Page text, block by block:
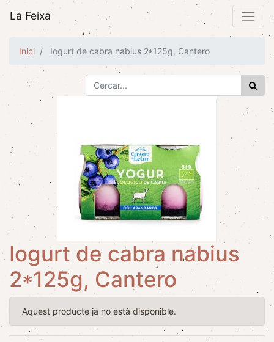
La Feixa
Inici Iogurt de cabra nabius 2*125g, Cantero
Iogurt de cabra nabius
2*125g, Cantero
Aquest producte ja no està disponible.